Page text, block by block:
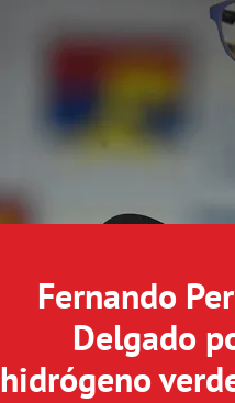
Fernando
Delgado
hidrógeno